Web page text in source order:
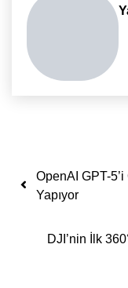
Yazı
OpenAI GPT-5’i
Yapıyor
DJI’nin İlk